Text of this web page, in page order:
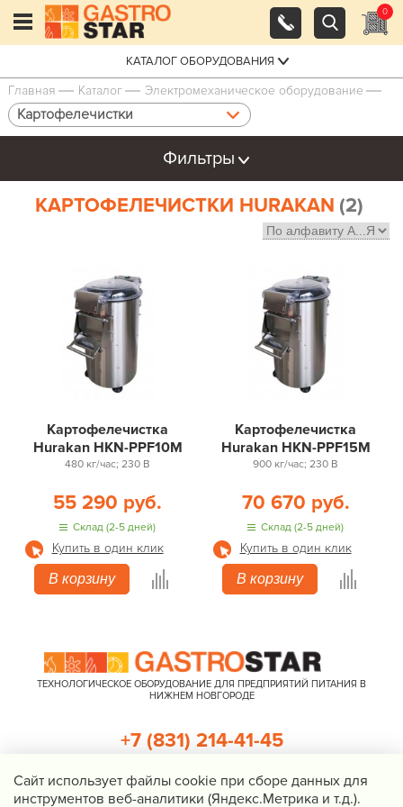
0
КАТАЛОГ ОБОРУДОВАНИЯ
Главная Каталог Электро­механическое оборудование
Картофелечистки
Фильтры
КАРТОФЕЛЕЧИСТКИ HURAKAN (2)
Картофелечистка
Hurakan HKN-PPF10M
480 кг/час; 230 В
55 290 руб.
Склад (2-5 дней)
Купить в один клик
В корзину
Картофелечистка
Hurakan HKN-PPF15M
900 кг/час; 230 В
70 670 руб.
Склад (2-5 дней)
Купить в один клик
В корзину
ТЕХНОЛОГИЧЕСКОЕ ОБОРУДОВАНИЕ ДЛЯ ПРЕДПРИЯТИЙ ПИТАНИЯ В
НИЖНЕМ НОВГОРОДЕ
+7 (831) 214-41-45
Cайт использует файлы cookie при сборе данных для
инструментов веб-аналитики (Яндекс.Метрика и т.д.).